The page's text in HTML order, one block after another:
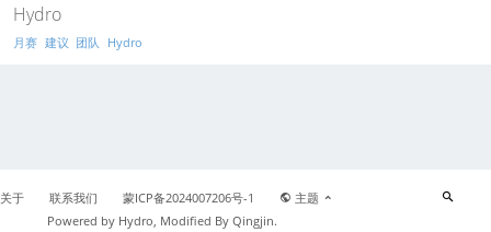
Hydro
月赛 建议 团队 Hydro
关于 联系我们 蒙ICP备2024007206号-1
主题
Powered by Hydro , Modified By Qingjin.